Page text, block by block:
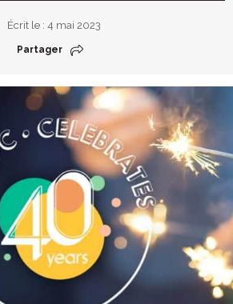
Écrit le : 4 mai 2023
Partager